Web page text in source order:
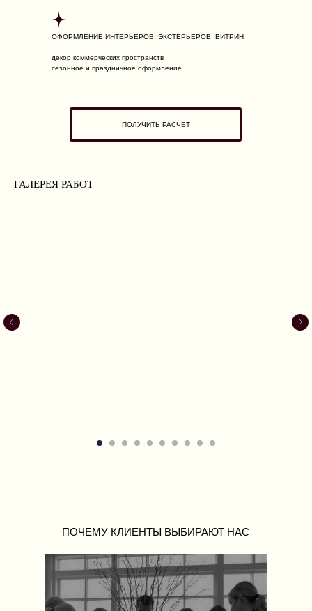
декор коммерческих пространств
сезонное и праздничное оформление
ОФОРМЛЕНИЕ ИНТЕРЬЕРОВ, ЭКСТЕРЬЕРОВ, ВИТРИН
ПОЛУЧИТЬ РАСЧЕТ
ГАЛЕРЕЯ РАБОТ
ПОЧЕМУ КЛИЕНТЫ ВЫБИРАЮТ НАС